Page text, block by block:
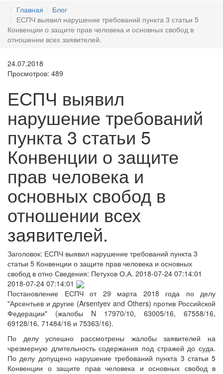
Главная
Блог
ЕСПЧ выявил нарушение требований пункта 3 статьи 5
Конвенции о защите прав человека и основных свобод в
отношении всех заявителей.
24.07.2018
Просмотров: 489
ЕСПЧ выявил
нарушение требований
пункта 3 статьи 5
Конвенции о защите
прав человека и
основных свобод в
отношении всех
заявителей.
Заголовок: ЕСПЧ выявил нарушение требований пункта 3
статьи 5 Конвенции о защите прав человека и основных
свобод в отно Сведения: Петухов О.А. 2018-07-24 07:14:01
2018-07-24 07:14:01
Постановление ЕСПЧ от 29 марта 2018 года по делу
"Арсентьев и другие (Arsentyev and Others) против Российской
Федерации" (жалобы N 17970/10, 63005/16, 67558/16,
69128/16, 71484/16 и 75363/16).
По делу успешно рассмотрены жалобы заявителей на
чрезмерную длительность содержания под стражей до суда.
По делу допущено нарушение требований пункта 3 статьи 5
Конвенции о защите прав человека и основных свобод в